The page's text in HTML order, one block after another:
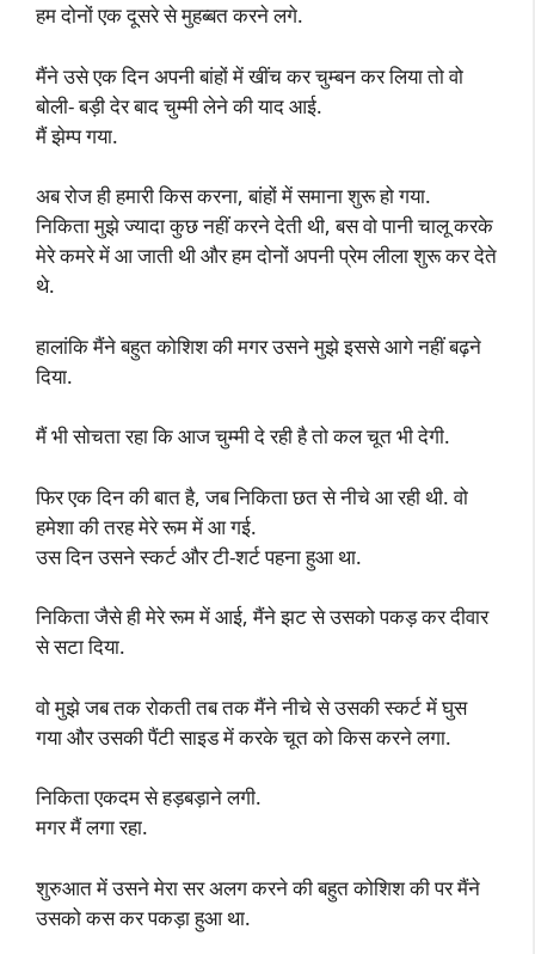
हम दोनों एक दूसरे से मुहब्बत करने लगे.
मैंने उसे एक दिन अपनी बांहों में खींच कर चुम्बन कर लिया तो वो
बोली- बड़ी देर बाद चुम्मी लेने की याद आई.
मैं झेम्प गया.
अब रोज ही हमारी किस करना, बांहों में समाना शुरू हो गया.
निकिता मुझे ज्यादा कुछ नहीं करने देती थी, बस वो पानी चालू करके
मेरे कमरे में आ जाती थी और हम दोनों अपनी प्रेम लीला शुरू कर देते
थे.
हालांकि मैंने बहुत कोशिश की मगर उसने मुझे इससे आगे नहीं बढ़ने
दिया.
मैं भी सोचता रहा कि आज चुम्मी दे रही है तो कल चूत भी देगी.
फिर एक दिन की बात है, जब निकिता छत से नीचे आ रही थी. वो
हमेशा की तरह मेरे रूम में आ गई.
उस दिन उसने स्कर्ट और टी-शर्ट पहना हुआ था.
निकिता जैसे ही मेरे रूम में आई, मैंने झट से उसको पकड़ कर दीवार
से सटा दिया.
वो मुझे जब तक रोकती तब तक मैंने नीचे से उसकी स्कर्ट में घुस
गया और उसकी पैंटी साइड में करके चूत को किस करने लगा.
निकिता एकदम से हड़बड़ाने लगी.
मगर मैं लगा रहा.
शुरुआत में उसने मेरा सर अलग करने की बहुत कोशिश की पर मैंने
उसको कस कर पकड़ा हुआ था.